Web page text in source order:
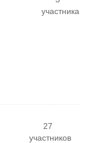
участника
27
участников